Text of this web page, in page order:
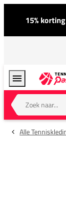
15% korting
Zoek naar...
Alle